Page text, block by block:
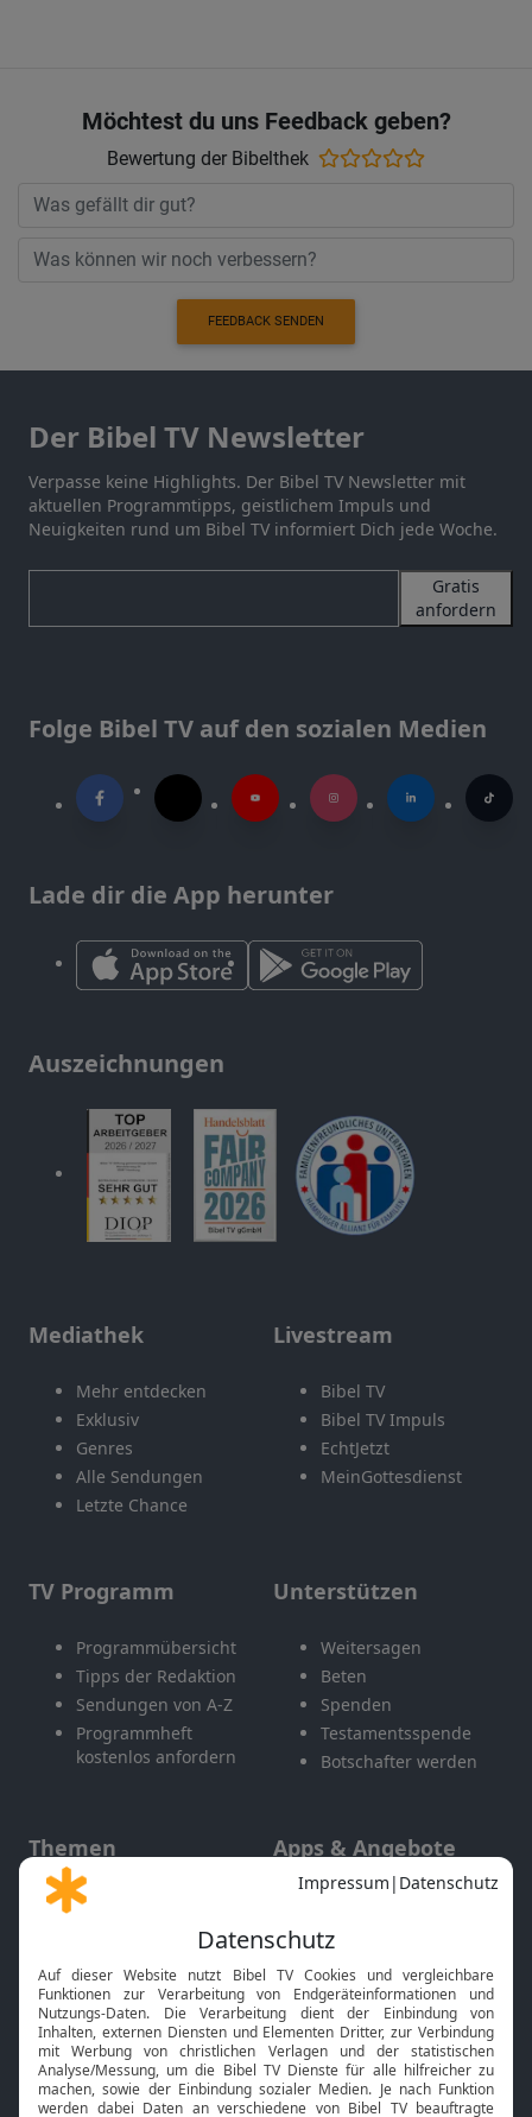
Möchtest du uns Feedback geben?
Bewertung der Bibelthek
FEEDBACK SENDEN
Der Bibel TV Newsletter
Verpasse keine Highlights. Der Bibel TV Newsletter mit
aktuellen Programmtipps, geistlichem Impuls und
Neuigkeiten rund um Bibel TV informiert Dich jede Woche.
Gratis
anfordern
Folge Bibel TV auf den sozialen Medien
Lade dir die App herunter
Auszeichnungen
Mediathek
Mehr entdecken
Exklusiv
Genres
Alle Sendungen
Letzte Chance
Livestream
Bibel TV
Bibel TV Impuls
EchtJetzt
MeinGottesdienst
TV Programm
Programmübersicht
Tipps der Redaktion
Sendungen von A-Z
Programmheft
kostenlos anfordern
Unterstützen
Weitersagen
Beten
Spenden
Testamentsspende
Botschafter werden
Themen
Gott und Bibel erklärt
Neuigkeiten
Apps & Angebote
Mobile App
Smart TV
HbbTV
Bibelthek Online-Bibel
Nächster Gottesdienst